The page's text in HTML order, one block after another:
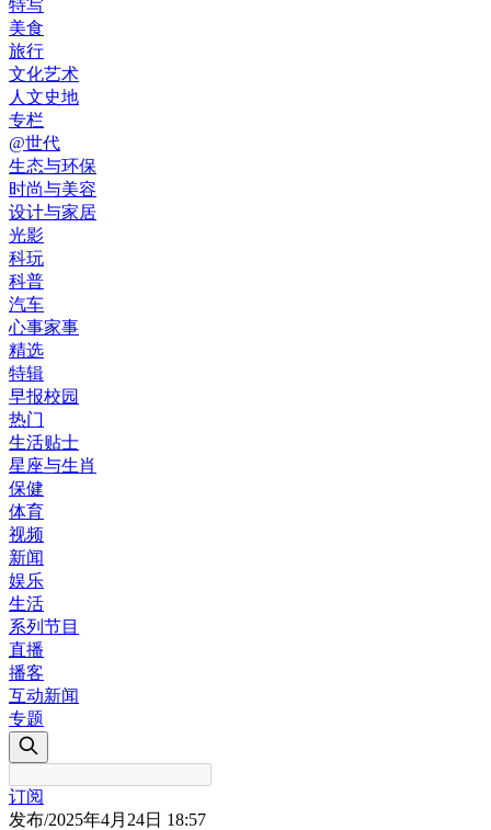
特写
美食
旅行
文化艺术
人文史地
专栏
@世代
生态与环保
时尚与美容
设计与家居
光影
科玩
科普
汽车
心事家事
精选
特辑
早报校园
热门
生活贴士
星座与生肖
保健
体育
视频
新闻
娱乐
生活
系列节目
直播
播客
互动新闻
专题
订阅
发布/2025年4月24日 18:57